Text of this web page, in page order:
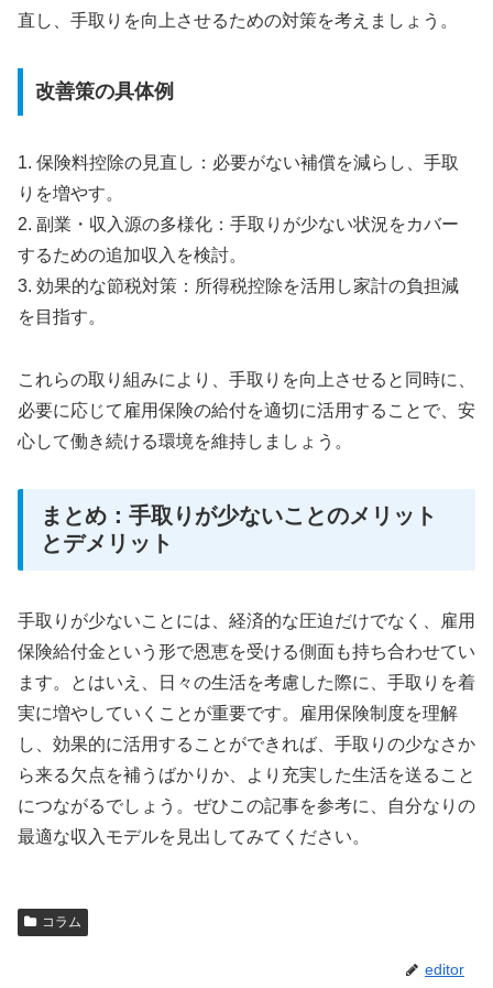
直し、手取りを向上させるための対策を考えましょう。
改善策の具体例
1. 保険料控除の見直し：必要がない補償を減らし、手取
りを増やす。
2. 副業・収入源の多様化：手取りが少ない状況をカバー
するための追加収入を検討。
3. 効果的な節税対策：所得税控除を活用し家計の負担減
を目指す。
これらの取り組みにより、手取りを向上させると同時に、
必要に応じて雇用保険の給付を適切に活用することで、安
心して働き続ける環境を維持しましょう。
まとめ：手取りが少ないことのメリット
とデメリット
手取りが少ないことには、経済的な圧迫だけでなく、雇用
保険給付金という形で恩恵を受ける側面も持ち合わせてい
ます。とはいえ、日々の生活を考慮した際に、手取りを着
実に増やしていくことが重要です。雇用保険制度を理解
し、効果的に活用することができれば、手取りの少なさか
ら来る欠点を補うばかりか、より充実した生活を送ること
につながるでしょう。ぜひこの記事を参考に、自分なりの
最適な収入モデルを見出してみてください。
コラム
editor